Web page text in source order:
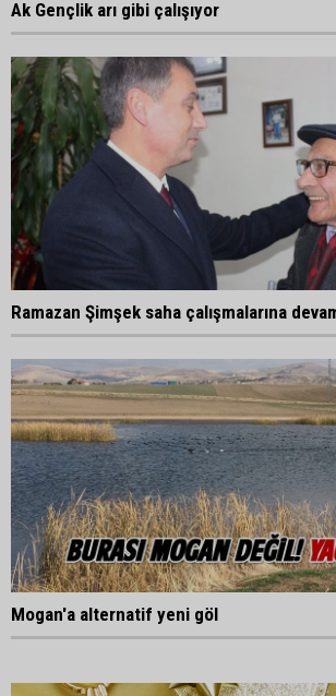
Ak Gençlik arı gibi çalışıyor
Ramazan Şimşek saha çalışmalarına
Mogan'a alternatif yeni göl